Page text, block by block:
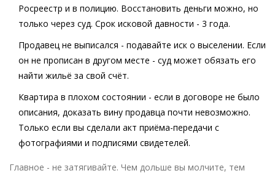
Росреестр и в полицию. Восстановить деньги можно, но
только через суд. Срок исковой давности - 3 года.
Продавец не выписался - подавайте иск о выселении. Если
он не прописан в другом месте - суд может обязать его
найти жильё за свой счёт.
Квартира в плохом состоянии - если в договоре не было
описания, доказать вину продавца почти невозможно.
Только если вы сделали акт приёма-передачи с
фотографиями и подписями свидетелей.
Главное - не затягивайте. Чем дольше вы молчите, тем